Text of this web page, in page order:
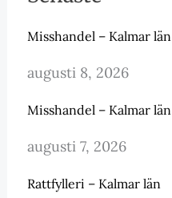
Misshandel – Kalmar län
augusti 8, 2026
Misshandel – Kalmar län
augusti 7, 2026
Rattfylleri – Kalmar län